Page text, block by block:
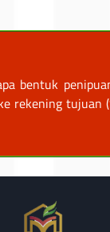
bentuk
rekening tujuan